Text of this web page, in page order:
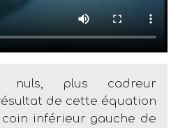
nuls, plus cadreur
de cette équation
inférieur gauche de